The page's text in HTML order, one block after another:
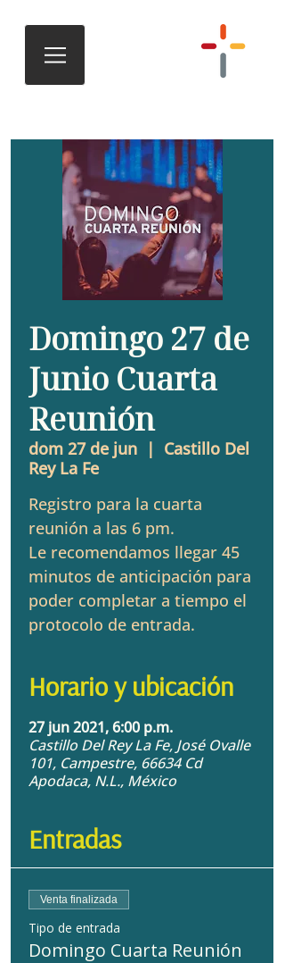
Domingo 27 de
Junio Cuarta
Reunión
dom 27 de jun
  |
Castillo Del
Rey La Fe
Registro para la cuarta
reunión a las 6 pm.
Le recomendamos llegar 45
minutos de anticipación para
poder completar a tiempo el
protocolo de entrada.
Horario y ubicación
27 jun 2021, 6:00 p.m.
Castillo Del Rey La Fe, José Ovalle
101, Campestre, 66634 Cd
Apodaca, N.L., México
Entradas
Venta finalizada
Tipo de entrada
Domingo Cuarta Reunión